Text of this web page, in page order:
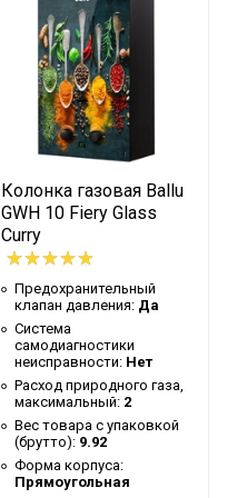
Да (с вилкой)
Нет
Механический
Нет
Нет
Квадратная
Колонка газовая Ballu
GWH 10 Fiery Glass
Curry
Предохранительный
клапан давления: Да
Система
самодиагностики
неисправности: Нет
Расход природного газа,
максимальный: 2
Вес товара с упаковкой
(брутто): 9.92
Форма корпуса:
Прямоугольная